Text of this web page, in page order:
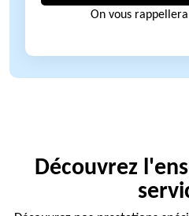
On vous
Découvrez